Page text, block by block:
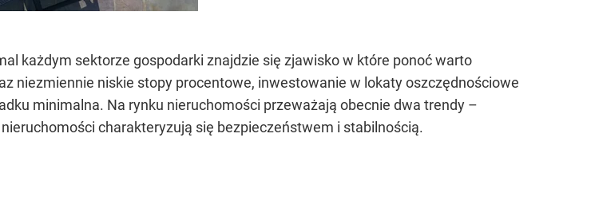
każdym sektorze gospodarki znajdzie się zjawisko w które ponoć warto
niezmiennie niskie stopy procentowe, inwestowanie w lokaty oszczędnościowe
minimalna. Na rynku nieruchomości przeważają obecnie dwa trendy –
charakteryzują się bezpieczeństwem i stabilnością.